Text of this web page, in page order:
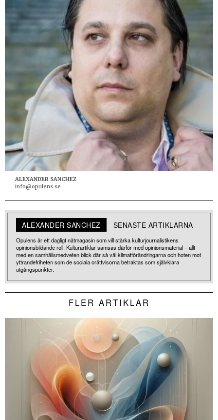
ALEXANDER SANCHEZ
info@opulens.se
ALEXANDER SANCHEZ SENASTE ARTIKLARNA
Opulens är ett dagligt nätmagasin som vill stärka kulturjournalistikens
opinionsbildande roll. Kulturartiklar samsas därför med opinionsmaterial – allt
med en samhällsmedveten blick där så väl klimatförändringarna och hoten mot
yttrandefriheten som de sociala orättvisorna betraktas som självklara
utgångspunkter.
FLER ARTIKLAR